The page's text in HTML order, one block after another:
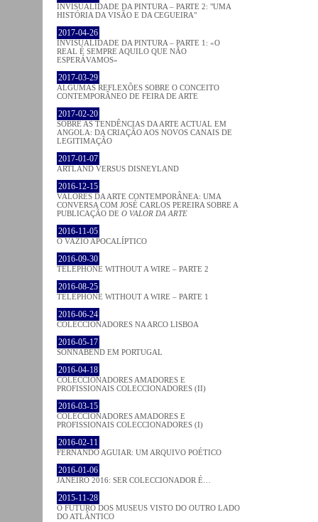
INVISUALIDADE DA PINTURA – PARTE 2: "UMA
HISTÓRIA DA VISÃO E DA CEGUEIRA"
2017-04-26
INVISUALIDADE DA PINTURA – PARTE 1: «O
REAL É SEMPRE AQUILO QUE NÃO
ESPERÁVAMOS»
2017-03-29
ALGUMAS REFLEXÕES SOBRE O CONCEITO
CONTEMPORÂNEO DE FEIRA DE ARTE
2017-02-20
SOBRE AS TENDÊNCIAS DA ARTE ACTUAL EM
ANGOLA: DA CRIAÇÃO AOS NOVOS CANAIS DE
LEGITIMAÇÃO
2017-01-07
ARTLAND VERSUS DISNEYLAND
2016-12-15
VALORES DA ARTE CONTEMPORÂNEA: UMA
CONVERSA COM JOSÉ CARLOS PEREIRA SOBRE A
PUBLICAÇÃO DE O VALOR DA ARTE
2016-11-05
O VAZIO APOCALÍPTICO
2016-09-30
TELEPHONE WITHOUT A WIRE – PARTE 2
2016-08-25
TELEPHONE WITHOUT A WIRE – PARTE 1
2016-06-24
COLECCIONADORES NA ARCO LISBOA
2016-05-17
SONNABEND EM PORTUGAL
2016-04-18
COLECCIONADORES AMADORES E
PROFISSIONAIS COLECCIONADORES (II)
2016-03-15
COLECCIONADORES AMADORES E
PROFISSIONAIS COLECCIONADORES (I)
2016-02-11
FERNANDO AGUIAR: UM ARQUIVO POÉTICO
2016-01-06
JANEIRO 2016: SER COLECCIONADOR É…
2015-11-28
O FUTURO DOS MUSEUS VISTO DO OUTRO LADO
DO ATLÂNTICO